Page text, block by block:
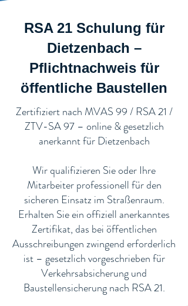
RSA 21 Schulung für
Dietzenbach –
Pflichtnachweis für
öffentliche Baustellen​
​Zertifiziert nach MVAS 99 / RSA 21 /
ZTV-SA 97 – online & gesetzlich
anerkannt für Dietzenbach
Wir qualifizieren Sie oder Ihre
Mitarbeiter professionell für den
sicheren Einsatz im Straßenraum.
Erhalten Sie ein offiziell anerkanntes
Zertifikat, das bei öffentlichen
Ausschreibungen zwingend erforderlich
ist – gesetzlich vorgeschrieben für
Verkehrsabsicherung und
Baustellensicherung nach RSA 21.